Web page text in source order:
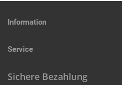
Information
Service
Sichere Bezahlung